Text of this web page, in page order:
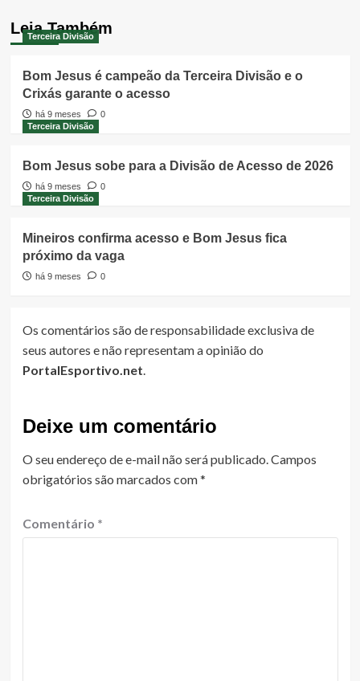
Leia Também
Terceira Divisão
Bom Jesus é campeão da Terceira Divisão e o
Crixás garante o acesso
há 9 meses
0
Terceira Divisão
Bom Jesus sobe para a Divisão de Acesso de 2026
há 9 meses
0
Terceira Divisão
Mineiros confirma acesso e Bom Jesus fica
próximo da vaga
há 9 meses 0
Os comentários são de responsabilidade exclusiva de
seus autores e não representam a opinião do
PortalEsportivo.net
Deixe um comentário
O seu endereço de e-mail não será publicado. Campos
obrigatórios são marcados com*
Comentário *